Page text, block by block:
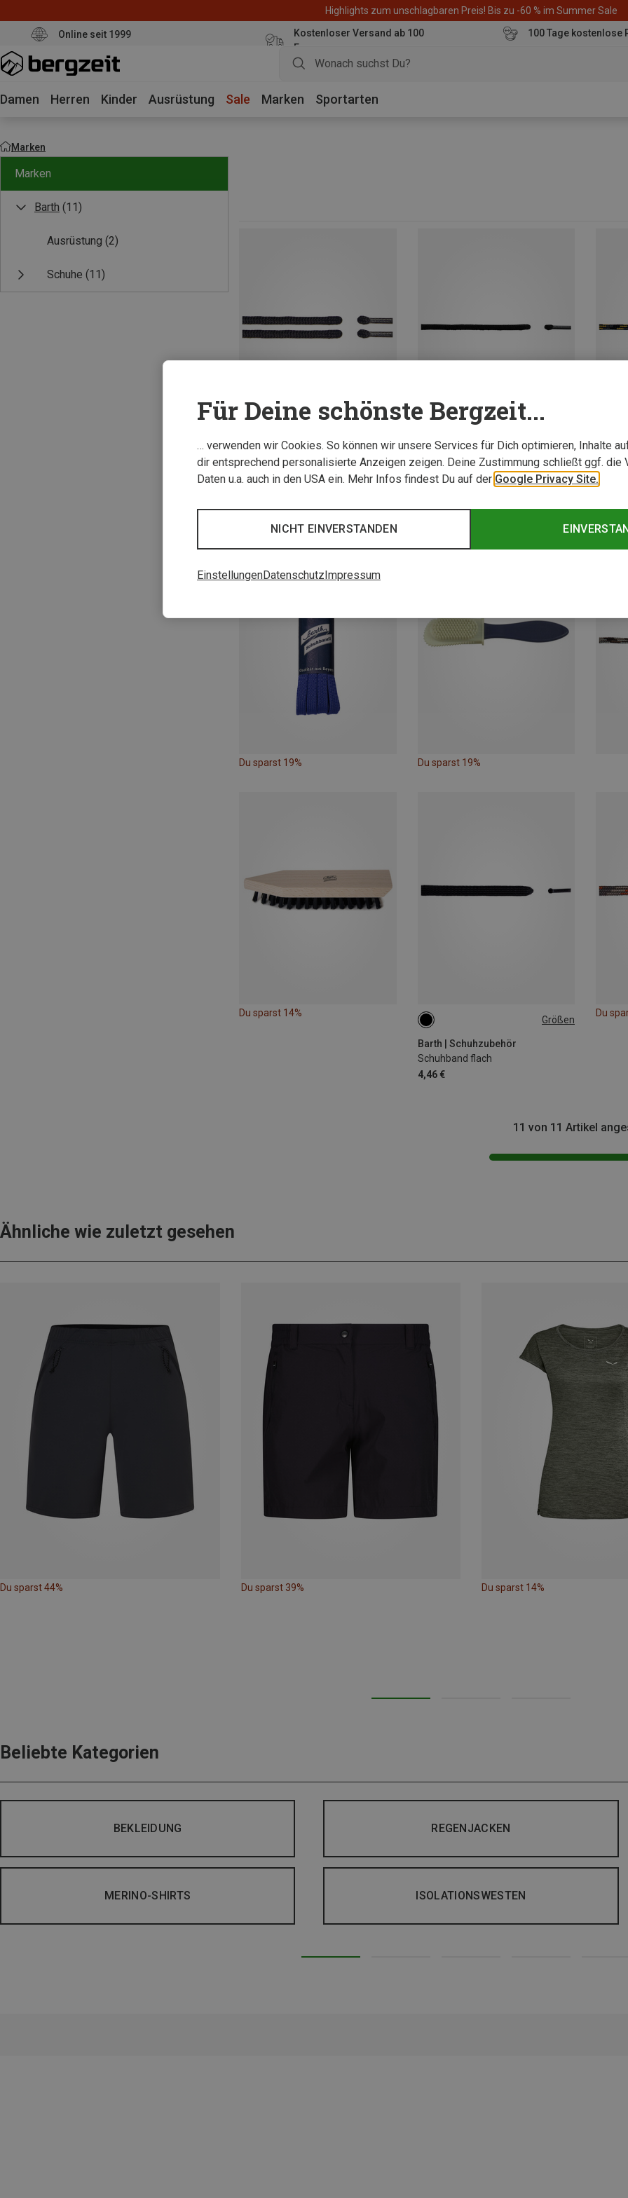
Highlights zum unschlagbaren Preis! Bis zu -60 % im Summer Sale
Online seit 1999
Kostenloser Versand ab 100
Euro
100 Tage kostenlose
Damen Herren Kinder Ausrüstung Sale Marken Sportarten
Marken
Marken
Barth (11)
Ausrüstung (2)
Schuhe (11)
Größen
Barth | Schuhzubehör
4,95 €
CM 150
Du sparst 19% Du
Du sparst 19% Du sparst 19%
Du sparst 14%
Größen
Barth | Schuhzubehör
Schuhband flach
4,46 €
150
Du
11 von 11 Artikel
Ähnliche wie zuletzt gesehen
Du sparst 44% Du sparst 39% Du sparst 14%
Beliebte Kategorien
BEKLEIDUNG REGENJACKEN
MERINO-SHIRTS ISOLATIONSWESTEN
Für Deine schönste Bergzeit...
… verwenden wir Cookies. So können wir unsere Services für Dich optimieren, Inhalte
dir entsprechend personalisierte Anzeigen zeigen. Deine Zustimmung schließt ggf. die
Daten u.a. auch in den USA ein. Mehr Infos findest Du auf der Google Privacy Site.
NICHT EINVERSTANDEN
EinstellungenDatenschutz Impressum